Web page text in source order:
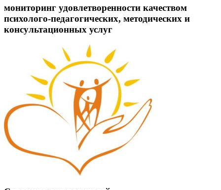
мониторинг удовлетворенности качеством
психолого-педагогических, методических и
консультационных услуг